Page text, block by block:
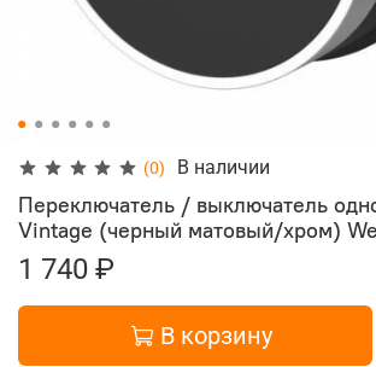
(0) В наличии
Переключатель / выключатель
Vintage (черный матовый/хром)
1 740 ₽
В корзину